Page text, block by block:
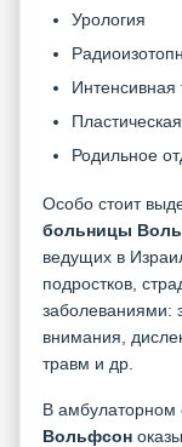
Урология
Интенсивная
Родильное
Особо стоит
больницы
ведущих в
подростков,
заболеваниями:
внимания,
травм и др.
В амбулаторном
Вольфсон